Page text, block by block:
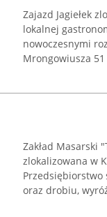
Zajazd Jagiełek
lokalnej
nowoczesnymi
Mrongowiusza
Zakład Masarski
zlokalizowana w
oraz drobiu,